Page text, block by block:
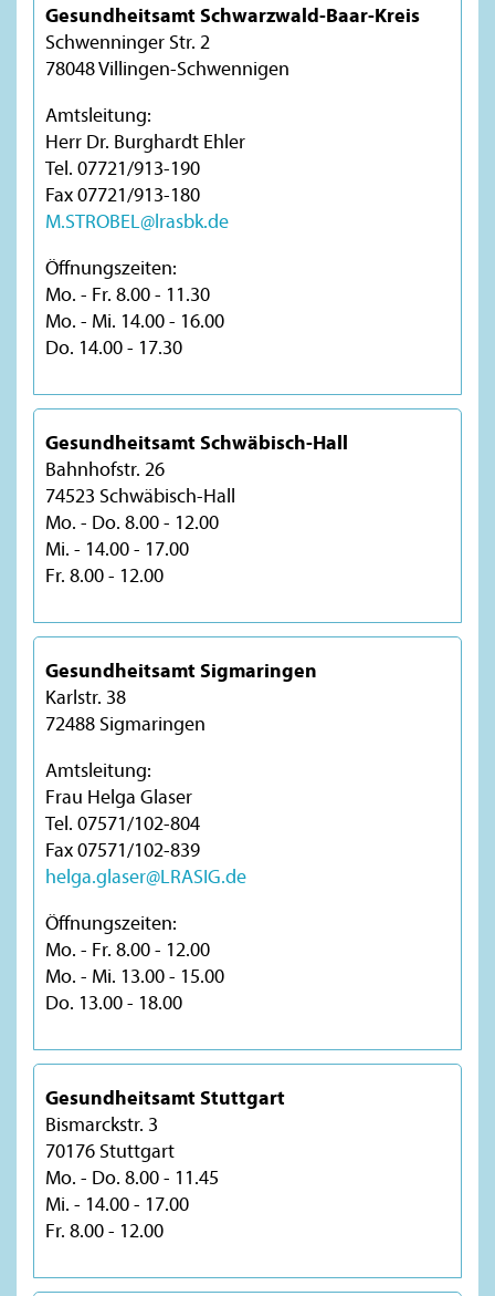
Gesundheitsamt Schwarzwald-Baar-Kreis
Schwenninger Str. 2
78048 Villingen-Schwennigen
Amtsleitung:
Herr Dr. Burghardt Ehler
Tel. 07721/913-190
Fax 07721/913-180
M.STROBEL@lrasbk.de
Öffnungszeiten:
Mo. - Fr. 8.00 - 11.30
Mo. - Mi. 14.00 - 16.00
Do. 14.00 - 17.30
Gesundheitsamt Schwäbisch-Hall
Bahnhofstr. 26
74523 Schwäbisch-Hall
Mo. - Do. 8.00 - 12.00
Mi. - 14.00 - 17.00
Fr. 8.00 - 12.00
Gesundheitsamt Sigmaringen
Karlstr. 38
72488 Sigmaringen
Amtsleitung:
Frau Helga Glaser
Tel. 07571/102-804
Fax 07571/102-839
helga.glaser@LRASIG.de
Öffnungszeiten:
Mo. - Fr. 8.00 - 12.00
Mo. - Mi. 13.00 - 15.00
Do. 13.00 - 18.00
Gesundheitsamt Stuttgart
Bismarckstr. 3
70176 Stuttgart
Mo. - Do. 8.00 - 11.45
Mi. - 14.00 - 17.00
Fr. 8.00 - 12.00